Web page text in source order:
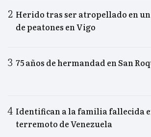
Herido tras ser atropellado en un
de peatones en Vigo
75 años de hermandad en San
Identifican a la familia fallecida
terremoto de Venezuela